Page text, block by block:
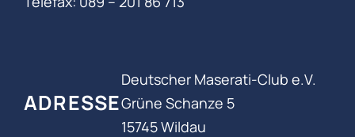
ADRESSE
Deutscher Maserati-Club e.V.
Grüne Schanze 5
15745 Wildau